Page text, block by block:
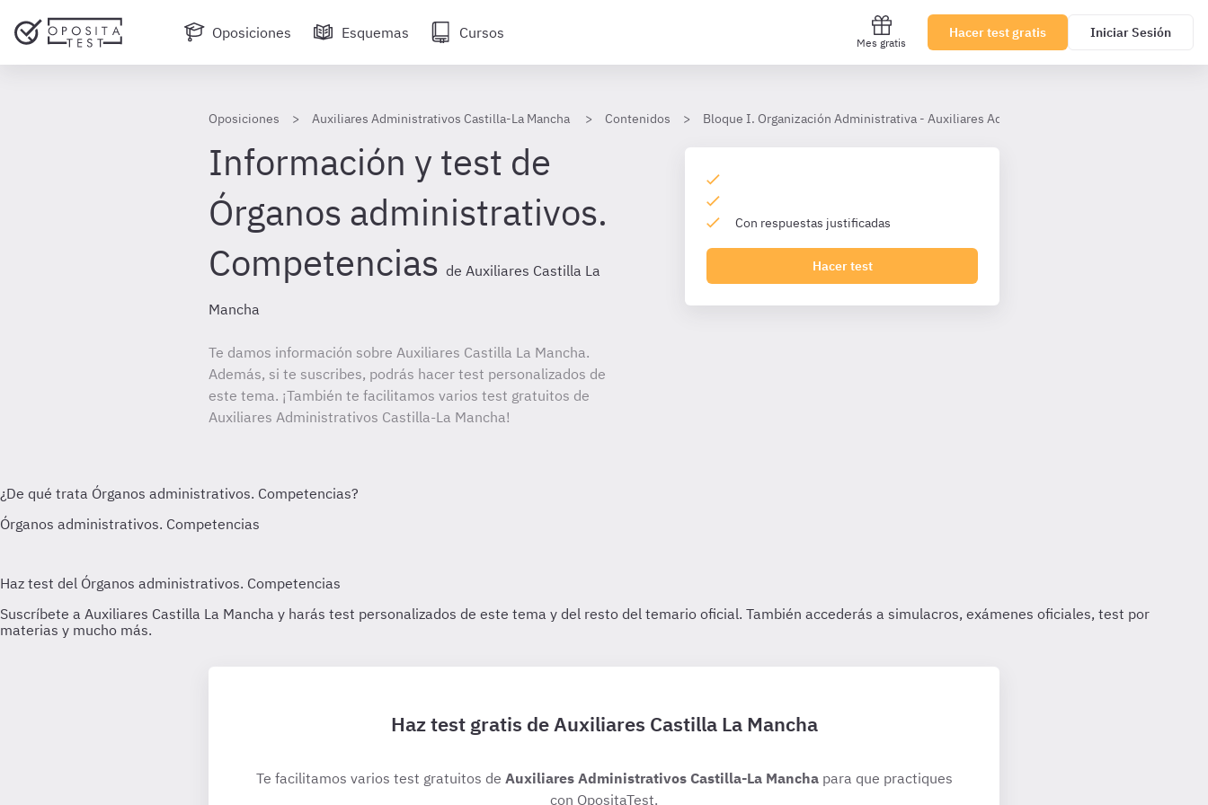
Oposiciones Esquemas Cursos
Mes gratis
Hacer test gratis Iniciar Sesión
Oposiciones Auxiliares Administrativos Castilla-La Mancha Contenidos Bloque I. Organización Administrativa - Auxiliares Administrativos Castilla La Mancha
Información y test de
Órganos administrativos.
Competencias de Auxiliares Castilla La
Mancha
Te damos información sobre Auxiliares Castilla La Mancha.
Además, si te suscribes, podrás hacer test personalizados de
este tema. ¡También te facilitamos varios test gratuitos de
Auxiliares Administrativos Castilla-La Mancha!
Con respuestas justificadas
Hacer test
Haz test gratis de Auxiliares Castilla La Mancha
Te facilitamos varios test gratuitos de Auxiliares Administrativos Castilla-La Manchapara que practiques
con OpositaTest.